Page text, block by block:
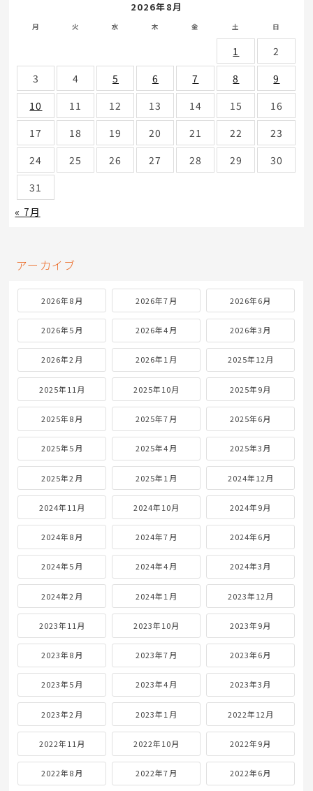
2026年8月
月 火 水 木 金 土 日
1
2
3
4 5 6 7 8
9
10
11 12 13 14 15
16
17
18 19 20 21 22
23
24
25 26 27 28 29
30
31
« 7月
アーカイブ
2026年8月 2026年7月 2026年6月
2026年5月 2026年4月 2026年3月
2026年2月 2026年1月 2025年12月
2025年11月 2025年10月 2025年9月
2025年8月 2025年7月 2025年6月
2025年5月 2025年4月 2025年3月
2025年2月 2025年1月 2024年12月
2024年11月 2024年10月 2024年9月
2024年8月 2024年7月 2024年6月
2024年5月 2024年4月 2024年3月
2024年2月 2024年1月 2023年12月
2023年11月 2023年10月 2023年9月
2023年8月 2023年7月 2023年6月
2023年5月 2023年4月 2023年3月
2023年2月 2023年1月 2022年12月
2022年11月 2022年10月 2022年9月
2022年8月 2022年7月 2022年6月